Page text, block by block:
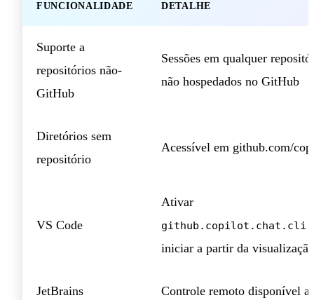
FUNCIONALIDADE DETALHE
Suporte a
repositórios não-
GitHub
Sessões em qualquer
não hospedados no GitHub
Diretórios sem
repositório
Acessível em github.com/
VS Code
Ativar
iniciar a partir da
JetBrains Controle remoto disponível